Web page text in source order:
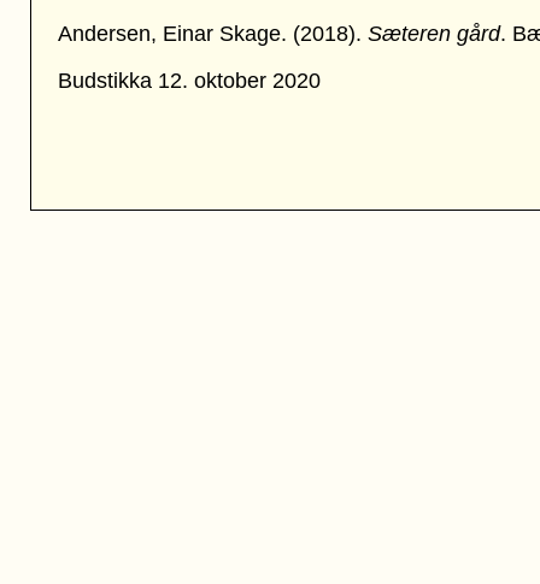
Andersen, Einar Skage. (2018). Sæteren gård.
Budstikka 12. oktober 2020